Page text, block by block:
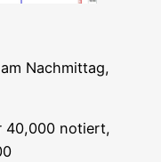
Nach­mit­tag,
40,000 notiert,